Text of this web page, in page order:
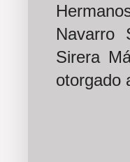
Navarro
Sirera
otorgado